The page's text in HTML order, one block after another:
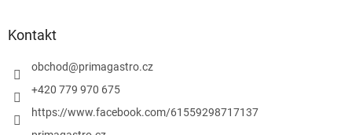
Kontakt
obchod@primagastro.cz
+420 779 970 675
https://www.facebook.com/61559298717137